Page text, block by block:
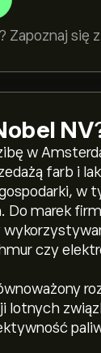
Zapoznaj się
NV
w
farb i
Do marek
czy
lotnych